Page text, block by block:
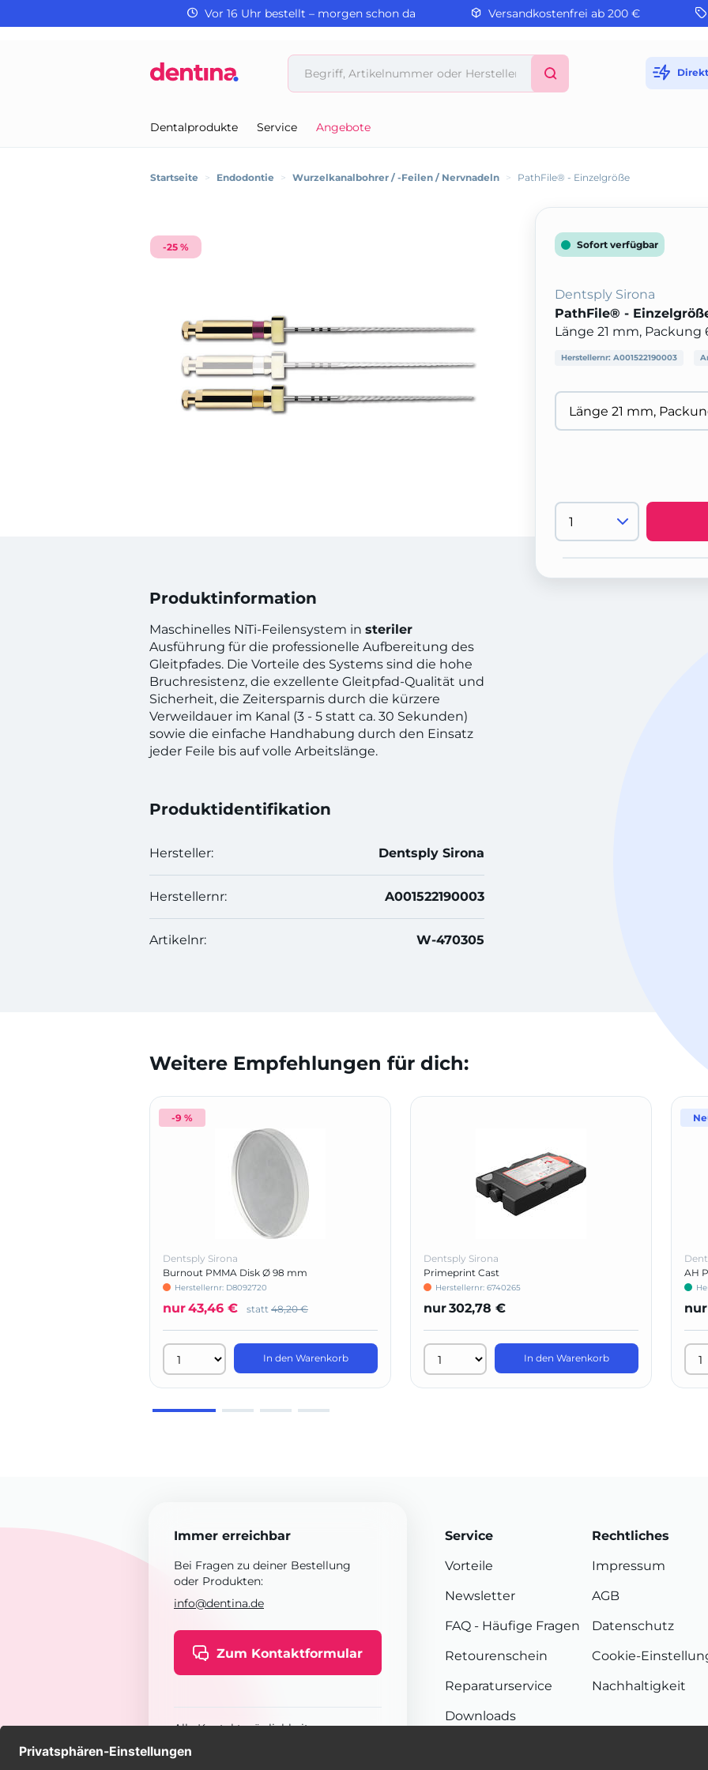
Vor 16 Uhr bestellt – morgen schon da Versandkostenfrei ab 200 €
Dentalprodukte Service Angebote
Startseite > Endodontie > Wurzelkanalbohrer / -Feilen / Nervnadeln > PathFile® - Einzelgröße
-25 %
Produktinformation
Maschinelles NiTi-Feilensystem in steriler
Ausführung für die professionelle Aufbereitung des
Gleitpfades. Die Vorteile des Systems sind die hohe
Bruchresistenz, die exzellente Gleitpfad-Qualität und
Sicherheit, die Zeitersparnis durch die kürzere
Verweildauer im Kanal (3 - 5 statt ca. 30 Sekunden)
sowie die einfache Handhabung durch den Einsatz
jeder Feile bis auf volle Arbeitslänge.
Produktidentifikation
Hersteller: Dentsply Sirona
Herstellernr: A001522190003
Artikelnr: W-470305
Sofort verfügbar
Dentsply Sirona
PathFile® -
Länge 21 mm, Packung
Herstellernr: A001522190003
Weitere Empfehlungen für dich:
-9 %
Dentsply Sirona
Burnout PMMA Disk Ø 98 mm
Herstellernr: D8092720
nur43,46 € statt 48,20 €
In den Warenkorb
Dentsply Sirona
Primeprint Cast
Herstellernr: 6740265
nur302,78 €
In den Warenkorb
AH
nur
Immer erreichbar
Bei Fragen zu deiner Bestellung
oder Produkten:
info@dentina.de
Zum Kontaktformular
Alle Kontaktmöglichkeiten
Service
Vorteile
Newsletter
FAQ - Häufige Fragen
Retourenschein
Reparaturservice
Downloads
Rechtliches
Impressum
AGB
Datenschutz
Cookie-
Nachhaltigkeit